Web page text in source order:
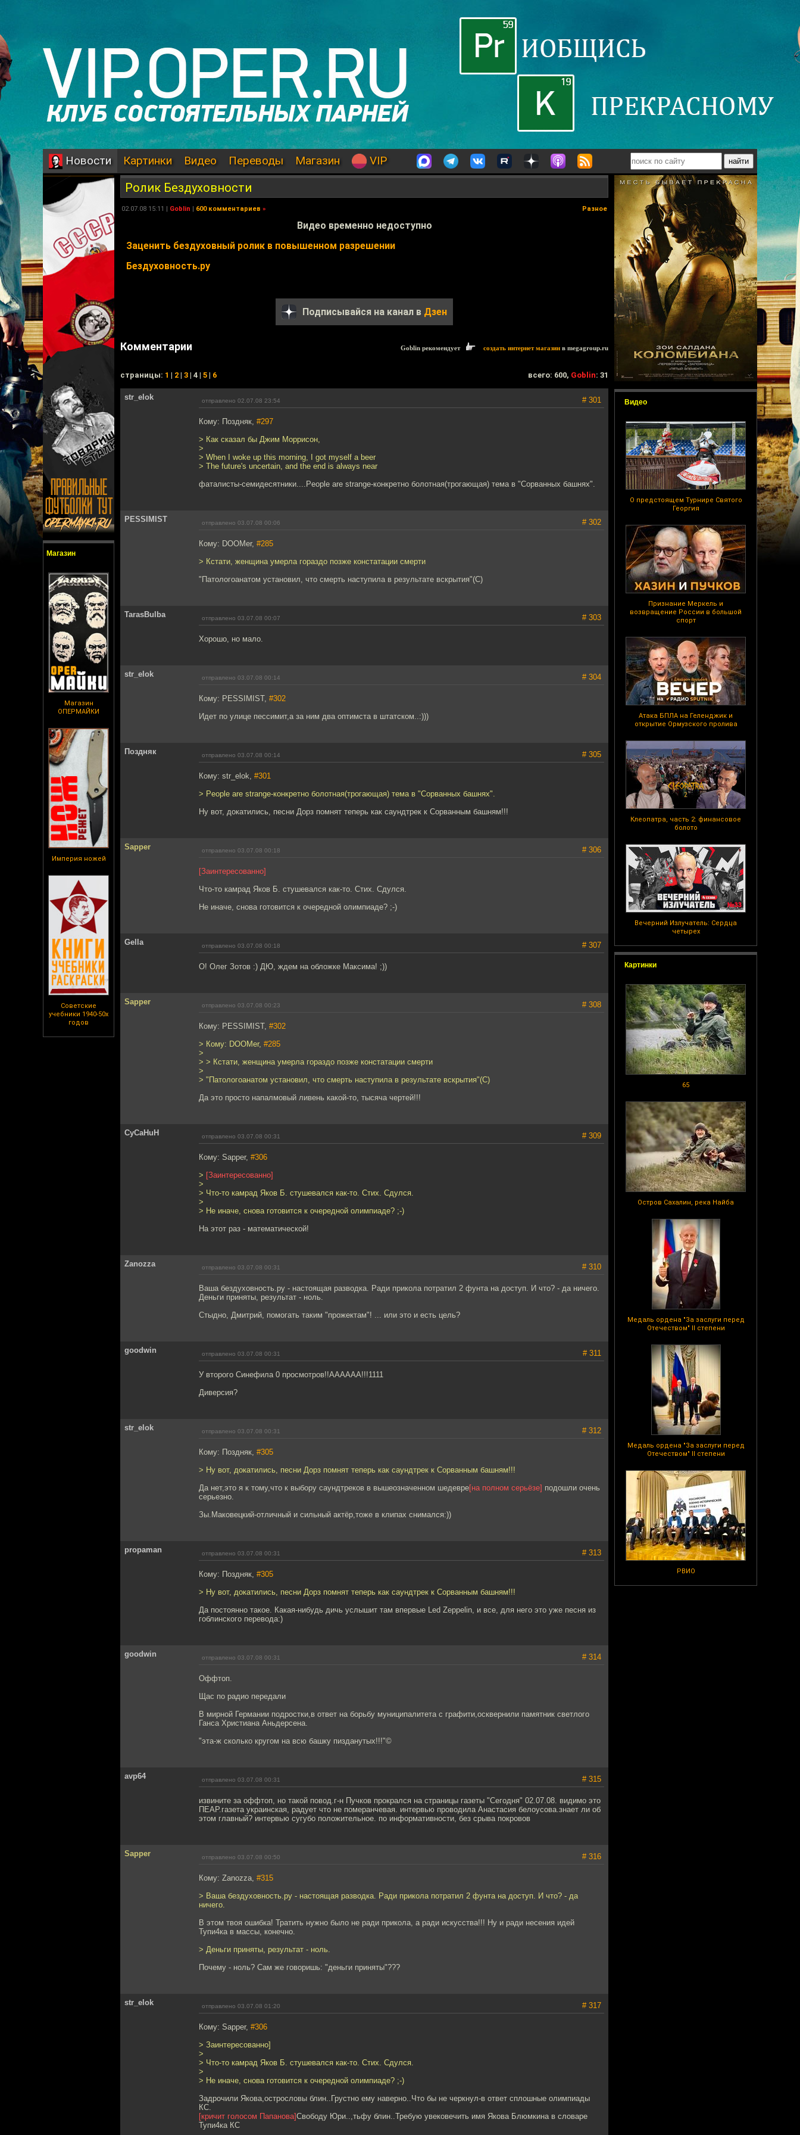
Новости Картинки Видео Переводы Магазин VIP
Магазин
Магазин
ОПЕРМАЙКИ
Империя ножей
Советские
учебники 1940-50х
годов
Видео
О предстоящем Турнире Святого
Георгия
Признание Меркель и
возвращение России в большой
спорт
Атака БПЛА на Геленджик и
открытие Ормузского пролива
Клеопатра, часть 2: финансовое
болото
Вечерний Излучатель: Сердца
четырех
Картинки
65
Остров Сахалин, река Найба
Медаль ордена "За заслуги перед
Отечеством" II степени
Медаль ордена "За заслуги перед
Отечеством" II степени
РВИО
Ролик Бездуховности
02.07.08 15:11 | Goblin | 600 комментариев » Разное
Видео временно недоступно
Заценить бездуховный ролик в повышенном разрешении
Бездуховность.ру
Подписывайся на канал в Дзен
Комментарии Goblin рекомендует создать интернет магазин в megagroup.ru
cтраницы: 1 | 2 | 3 | 4 | 5 | 6 всего: 600, Goblin: 31
str_elok отправлено 02.07.08 23:54 # 301
Кому: Поздняк, #297
> Как сказал бы Джим Моррисон,
>
> When I woke up this morning, I got myself a beer
> The future's uncertain, and the end is always near
фаталисты-семидесятники....People are strange-конкретно болотная(трогающая) тема в "Сорванных башнях".
PESSIMIST отправлено 03.07.08 00:06 # 302
Кому: DOOMer, #285
> Кстати, женщина умерла гораздо позже констатации смерти
"Патологоанатом установил, что смерть наступила в результате вскрытия"(С)
TarasBulba отправлено 03.07.08 00:07 # 303
Хорошо, но мало.
str_elok отправлено 03.07.08 00:14 # 304
Кому: PESSIMIST, #302
Идет по улице пессимит,а за ним два оптимста в штатском..:)))
Поздняк отправлено 03.07.08 00:14 # 305
Кому: str_elok, #301
> People are strange-конкретно болотная(трогающая) тема в "Сорванных башнях".
Ну вот, докатились, песни Дорз помнят теперь как саундтрек к Сорванным башням!!!
Sapper отправлено 03.07.08 00:18 # 306
[Заинтересованно]
Что-то камрад Яков Б. стушевался как-то. Стих. Сдулся.
Не иначе, снова готовится к очередной олимпиаде? ;-)
Gella отправлено 03.07.08 00:18 # 307
О! Олег Зотов :) ДЮ, ждем на обложке Максима! ;))
Sapper отправлено 03.07.08 00:23 # 308
Кому: PESSIMIST, #302
> Кому: DOOMer, #285
>
> > Кстати, женщина умерла гораздо позже констатации смерти
>
> "Патологоанатом установил, что смерть наступила в результате вскрытия"(С)
Да это просто напалмовый ливень какой-то, тысяча чертей!!!
CyCaHuH отправлено 03.07.08 00:31 # 309
Кому: Sapper, #306
> [Заинтересованно]
>
> Что-то камрад Яков Б. стушевался как-то. Стих. Сдулся.
>
> Не иначе, снова готовится к очередной олимпиаде? ;-)
На этот раз - математической!
Zanozza отправлено 03.07.08 00:31 # 310
Ваша бездуховность.ру - настоящая разводка. Ради прикола потратил 2 фунта на доступ. И что? - да ничего.
Деньги приняты, результат - ноль.
Стыдно, Дмитрий, помогать таким "прожектам"! ... или это и есть цель?
goodwin отправлено 03.07.08 00:31 # 311
У второго Синефила 0 просмотров!!АААААА!!!1111
Диверсия?
str_elok отправлено 03.07.08 00:31 # 312
Кому: Поздняк, #305
> Ну вот, докатились, песни Дорз помнят теперь как саундтрек к Сорванным башням!!!
Да нет,это я к тому,что к выбору саундтреков в вышеозначенном шедевре[на полном серьёзе] подошли очень
серьезно.
Зы.Маковецкий-отличный и сильный актёр,тоже в клипах снимался:))
propaman отправлено 03.07.08 00:31 # 313
Кому: Поздняк, #305
> Ну вот, докатились, песни Дорз помнят теперь как саундтрек к Сорванным башням!!!
Да постоянно такое. Какая-нибудь дичь услышит там впервые Led Zeppelin, и все, для него это уже песня из
гоблинского перевода:)
goodwin отправлено 03.07.08 00:31 # 314
Оффтоп.
Щас по радио передали
В мирной Германии подростки,в ответ на борьбу муниципалитета с графити,осквернили памятник светлого
Ганса Христиана Аньдерсена.
"эта-ж сколько кругом на всю башку пизданутых!!!"©
avp64 отправлено 03.07.08 00:31 # 315
извините за оффтоп, но такой повод.г-н Пучков прокрался на страницы газеты "Сегодня" 02.07.08. видимо это
ПЕАР.газета украинская, радует что не померанчевая. интервью проводила Анастасия белоусова.знает ли об
этом главный? интервью сугубо положительное. по информативности, без срыва покровов
Sapper отправлено 03.07.08 00:50 # 316
Кому: Zanozza, #315
> Ваша бездуховность.ру - настоящая разводка. Ради прикола потратил 2 фунта на доступ. И что? - да
ничего.
В этом твоя ошибка! Тратить нужно было не ради прикола, а ради искусства!!! Ну и ради несения идей
Тупи4ка в массы, конечно.
> Деньги приняты, результат - ноль.
Почему - ноль? Сам же говоришь: "деньги приняты"???
str_elok отправлено 03.07.08 01:20 # 317
Кому: Sapper, #306
> Заинтересованно]
>
> Что-то камрад Яков Б. стушевался как-то. Стих. Сдулся.
>
> Не иначе, снова готовится к очередной олимпиаде? ;-)
Задрочили Якова,острословы блин..Грустно ему наверно..Что бы не черкнул-в ответ сплошные олимпиады
КС.
[кричит голосом Папанова]Свободу Юри..,тьфу блин..Требую увековечить имя Якова Блюмкина в словаре
Тупи4ка КС